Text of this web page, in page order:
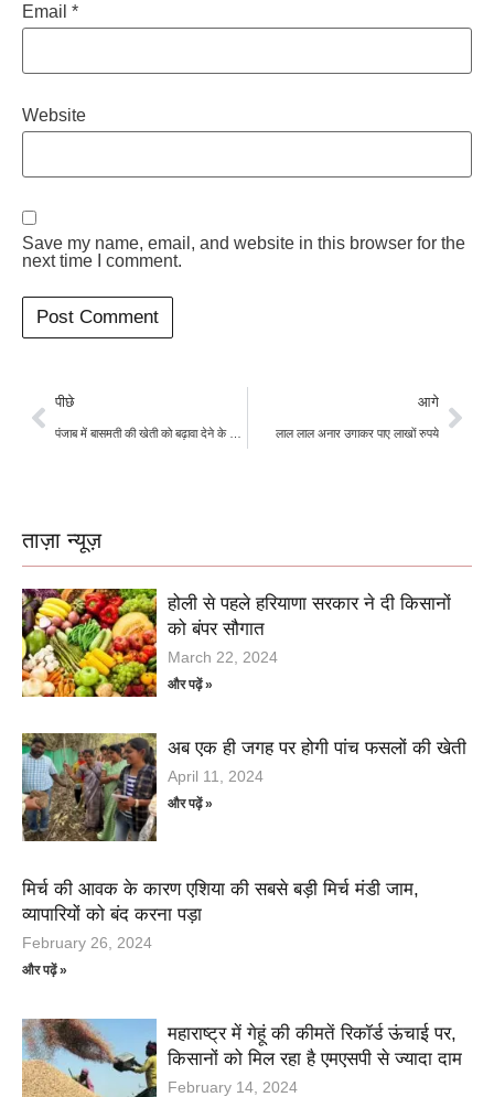
Email *
Website
Save my name, email, and website in this browser for the
next time I comment.
पीछे आगे
लाल लाल अनार उगाकर पाए लाखों रुपये
ताज़ा न्यूज़
होली से पहले हरियाणा सरकार ने दी किसानों
को बंपर सौगात
March 22, 2024
और पढ़ें »
अब एक ही जगह पर होगी पांच फसलों की खेती
April 11, 2024
और पढ़ें »
मिर्च की आवक के कारण एशिया की सबसे बड़ी मिर्च मंडी जाम,
व्यापारियों को बंद करना पड़ा
February 26, 2024
और पढ़ें »
महाराष्ट्र में गेहूं की कीमतें रिकॉर्ड ऊंचाई पर,
किसानों को मिल रहा है एमएसपी से ज्यादा दाम
February 14, 2024